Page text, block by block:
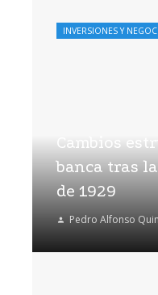
Cambios
banca tras
de 1929
Pedro Alfonso
INVERSIONES Y